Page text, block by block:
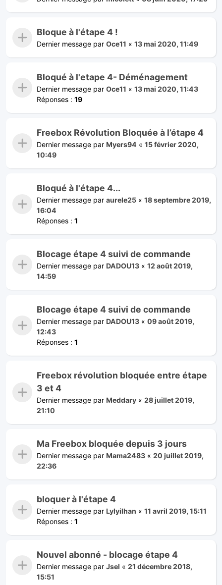
Bloque à l'étape 4 !
Dernier message par Oce11 « 13 mai 2020, 11:49
Bloqué à l'etape 4- Déménagement
Dernier message par Oce11 « 13 mai 2020, 11:43
Réponses : 19
Freebox Révolution Bloquée à l’étape 4
Dernier message par Myers94 « 15 février 2020,
10:49
Bloqué à l'étape 4...
Dernier message par aurele25 « 18 septembre 2019,
16:04
Réponses : 1
Blocage étape 4 suivi de commande
Dernier message par DADOU13 « 12 août 2019,
14:59
Blocage étape 4 suivi de commande
Dernier message par DADOU13 « 09 août 2019,
12:43
Réponses : 1
Freebox révolution bloquée entre étape
3 et 4
Dernier message par Meddary « 28 juillet 2019,
21:10
Ma Freebox bloquée depuis 3 jours
Dernier message par Mama2483 « 20 juillet 2019,
22:36
bloquer à l'étape 4
Dernier message par Lylyilhan « 11 avril 2019, 15:11
Réponses : 1
Nouvel abonné - blocage étape 4
Dernier message par Jsel « 21 décembre 2018,
15:51